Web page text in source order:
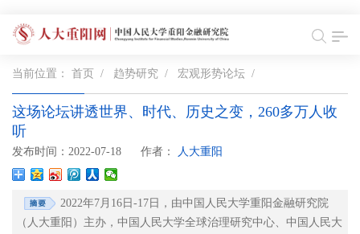
当前位置： 首页 / 趋势研究 / 宏观形势论坛 /
这场论坛讲透世界、时代、历史之变，260多万人收
听
发布时间：2022-07-18 作者： 人大重阳
2022年7月16日-17日，由中国人民大学重阳金融研究院
（人大重阳）主办，中国人民大学全球治理研究中心、中国人民大